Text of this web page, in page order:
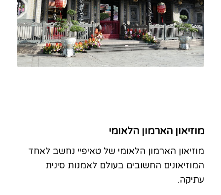
מוזיאון הארמון הלאומי
מוזיאון הארמון הלאומי של טאיפיי נחשב לאחד
המוזיאונים החשובים בעולם לאמנות סינית
עתיקה.